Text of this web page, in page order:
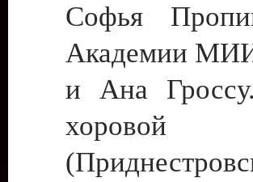
Софья
Академии
и Ана